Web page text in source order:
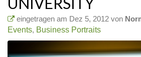
eingetragen am Dez 5, 2012 von
Events, Business Portraits